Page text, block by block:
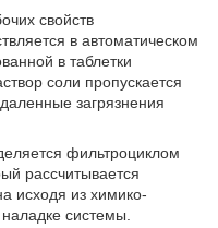
свойств
в автоматическом
в таблетки
соли пропускается
загрязнения
фильтроциклом
рассчитывается
исходя из химико-
системы.